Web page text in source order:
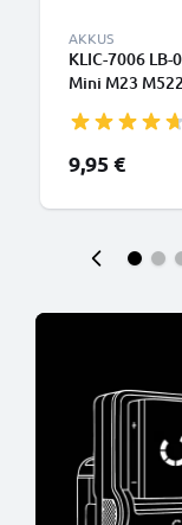
AKKUS
KLIC-7006
Mini M23
Kameraakku
9,95 €